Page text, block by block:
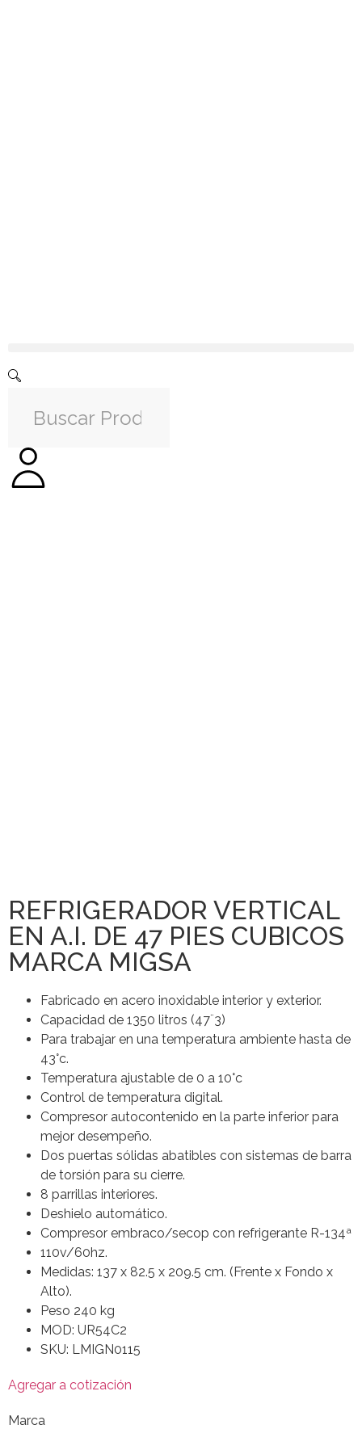
REFRIGERADOR VERTICAL
EN A.I. DE 47 PIES CUBICOS
MARCA MIGSA
Fabricado en acero inoxidable interior y exterior.
Capacidad de 1350 litros (47¨3)
Para trabajar en una temperatura ambiente hasta de
43°c.
Temperatura ajustable de 0 a 10°c
Control de temperatura digital.
Compresor autocontenido en la parte inferior para
mejor desempeño.
Dos puertas sólidas abatibles con sistemas de barra
de torsión para su cierre.
8 parrillas interiores.
Deshielo automático.
Compresor embraco/secop con refrigerante R-134ª
110v/60hz.
Medidas: 137 x 82.5 x 209.5 cm. (Frente x Fondo x
Alto).
Peso 240 kg
MOD: UR54C2
SKU: LMIGN0115
Agregar a cotización
Marca